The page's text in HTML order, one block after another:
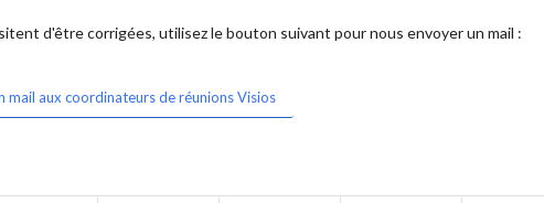
d'être corrigées, utilisez le bouton suivant pour nous envoyer un mail :
mail aux coordinateurs de réunions Visios